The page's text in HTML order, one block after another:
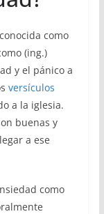
como
(ing.)
y el pánico a
versículos
a la iglesia.
buenas y
a ese
como